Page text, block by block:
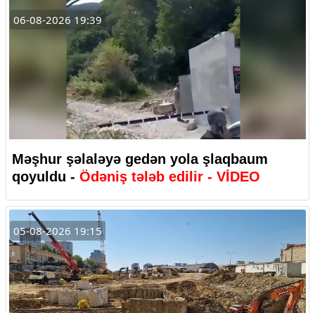
06-08-2026 19:39
Məşhur şəlaləyə gedən yola şlaqbaum
qoyuldu - Ödəniş tələb edilir - VİDEO
05-08-2026 19:15